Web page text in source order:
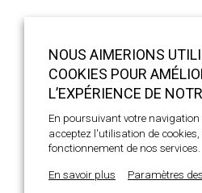
NOUS AIMERIONS
COOKIES POUR
L’EXPÉRIENCE DE
En poursuivant votre navigation
acceptez l'utilisation de
fonctionnement de nos services.
En savoir plus Paramètres